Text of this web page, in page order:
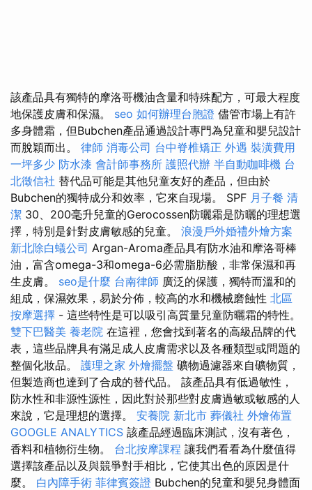
該產品具有獨特的摩洛哥機油含量和特殊配方，可最大程度
地保護皮膚和保濕。 seo 如何辦理台胞證 儘管市場上有許
多身體霜，但Bubchen產品通過設計專門為兒童和嬰兒設計
而脫穎而出。 律師 消毒公司 台中脊椎矯正 外遇 裝潢費用
一坪多少 防水漆 會計師事務所 護照代辦 半自動咖啡機 台
北徵信社 替代品可能是其他兒童友好的產品，但由於
Bubchen的獨特成分和效率，它來自現場。 SPF 月子餐 清
潔 30、200毫升兒童的Gerocossen防曬霜是防曬的理想選
擇，特別是針對皮膚敏感的兒童。 浪漫戶外婚禮外燴方案
新北除白蟻公司 Argan-Aroma產品具有防水油和摩洛哥棒
油，富含omega-3和omega-6必需脂肪酸，非常保濕和再
生皮膚。 seo是什麼 台南律師 廣泛的保護，獨特而溫和的
組成，保濕效果，易於分佈，較高的水和機械磨蝕性 北區
按摩選擇 - 這些特性是可以吸引高質量兒童防曬霜的特性。
雙下巴醫美 養老院 在這裡，您會找到著名的高級品牌的代
表，這些品牌具有滿足成人皮膚需求以及各種類型或問題的
整個化妝品。 護理之家 外燴擺盤 礦物過濾器來自礦物質，
但製造商也達到了合成的替代品。 該產品具有低過敏性，
防水性和非源性源性，因此對於那些對皮膚過敏或敏感的人
來說，它是理想的選擇。 安養院 新北市 葬儀社 外燴佈置
GOOGLE ANALYTICS 該產品經過臨床測試，沒有著色，
香料和植物衍生物。 台北按摩課程 讓我們看看為什麼值得
選擇該產品以及與競爭對手相比，它使其出色的原因是什
麼。 白內障手術 菲律賓簽證 Bubchen的兒童和嬰兒身體面